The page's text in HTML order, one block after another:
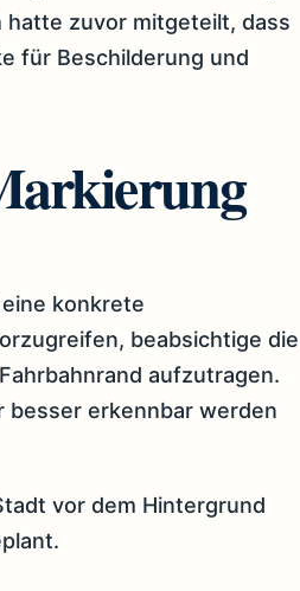
hatte zuvor mitgeteilt, dass
für Beschilderung und
konkrete
beabsichtige die
aufzutragen.
besser erkennbar werden
vor dem Hintergrund